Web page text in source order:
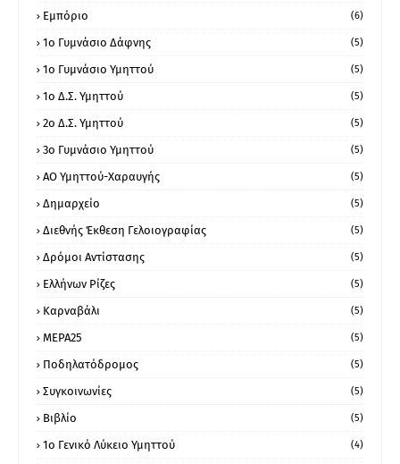
Εμπόριο (6)
1ο Γυμνάσιο Δάφνης (5)
1ο Γυμνάσιο Υμηττού (5)
1ο Δ.Σ. Υμηττού (5)
2ο Δ.Σ. Υμηττού (5)
3ο Γυμνάσιο Υμηττού (5)
ΑΟ Υμηττού-Χαραυγής (5)
Δημαρχείο (5)
Διεθνής Έκθεση Γελοιογραφίας (5)
Δρόμοι Αντίστασης (5)
Ελλήνων Ρίζες (5)
Καρναβάλι (5)
ΜΕΡΑ25 (5)
Ποδηλατόδρομος (5)
Συγκοινωνίες (5)
Βιβλίο (5)
1ο Γενικό Λύκειο Υμηττού (4)